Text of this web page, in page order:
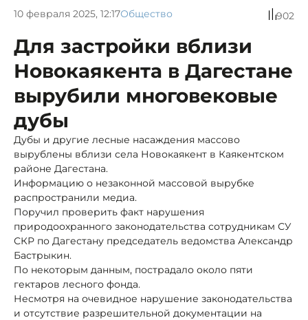
10 февраля 2025, 12:17Общество 902
Для застройки вблизи
Новокаякента в Дагестане
вырубили многовековые
дубы
Дубы и другие лесные насаждения массово
вырублены вблизи села Новокаякент в Каякентском
районе Дагестана.
Информацию о незаконной массовой вырубке
распространили медиа.
Поручил проверить факт нарушения
природоохранного законодательства сотрудникам СУ
СКР по Дагестану председатель ведомства Александр
Бастрыкин.
По некоторым данным, пострадало около пяти
гектаров лесного фонда.
Несмотря на очевидное нарушение законодательства
и отсутствие разрешительной документации на